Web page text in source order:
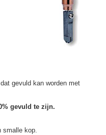
gevuld kan worden met
gevuld te zijn.
smalle kop.